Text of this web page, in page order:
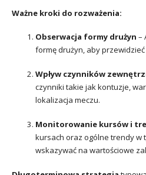
Ważne kroki do rozważenia:
Obserwacja formy drużyn –
formę drużyn, aby przewidzieć
Wpływ czynników
czynniki takie jak kontuzje,
lokalizacja meczu.
Monitorowanie kursów i
kursach oraz ogólne trendy w
wskazywać na wartościowe